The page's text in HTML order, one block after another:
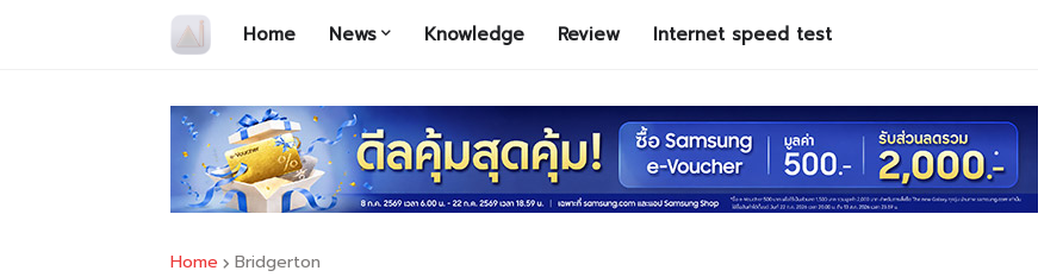
Home News Knowledge Review Internet speed test
Home Bridgerton